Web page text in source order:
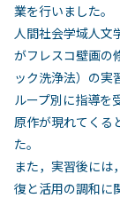
業を行いました。
人間社会学域人文
がフレスコ壁画の
ック洗浄法）の実
ループ別に指導を
原作が現れてくる
た。
また，実習後には
復と活用の調和に